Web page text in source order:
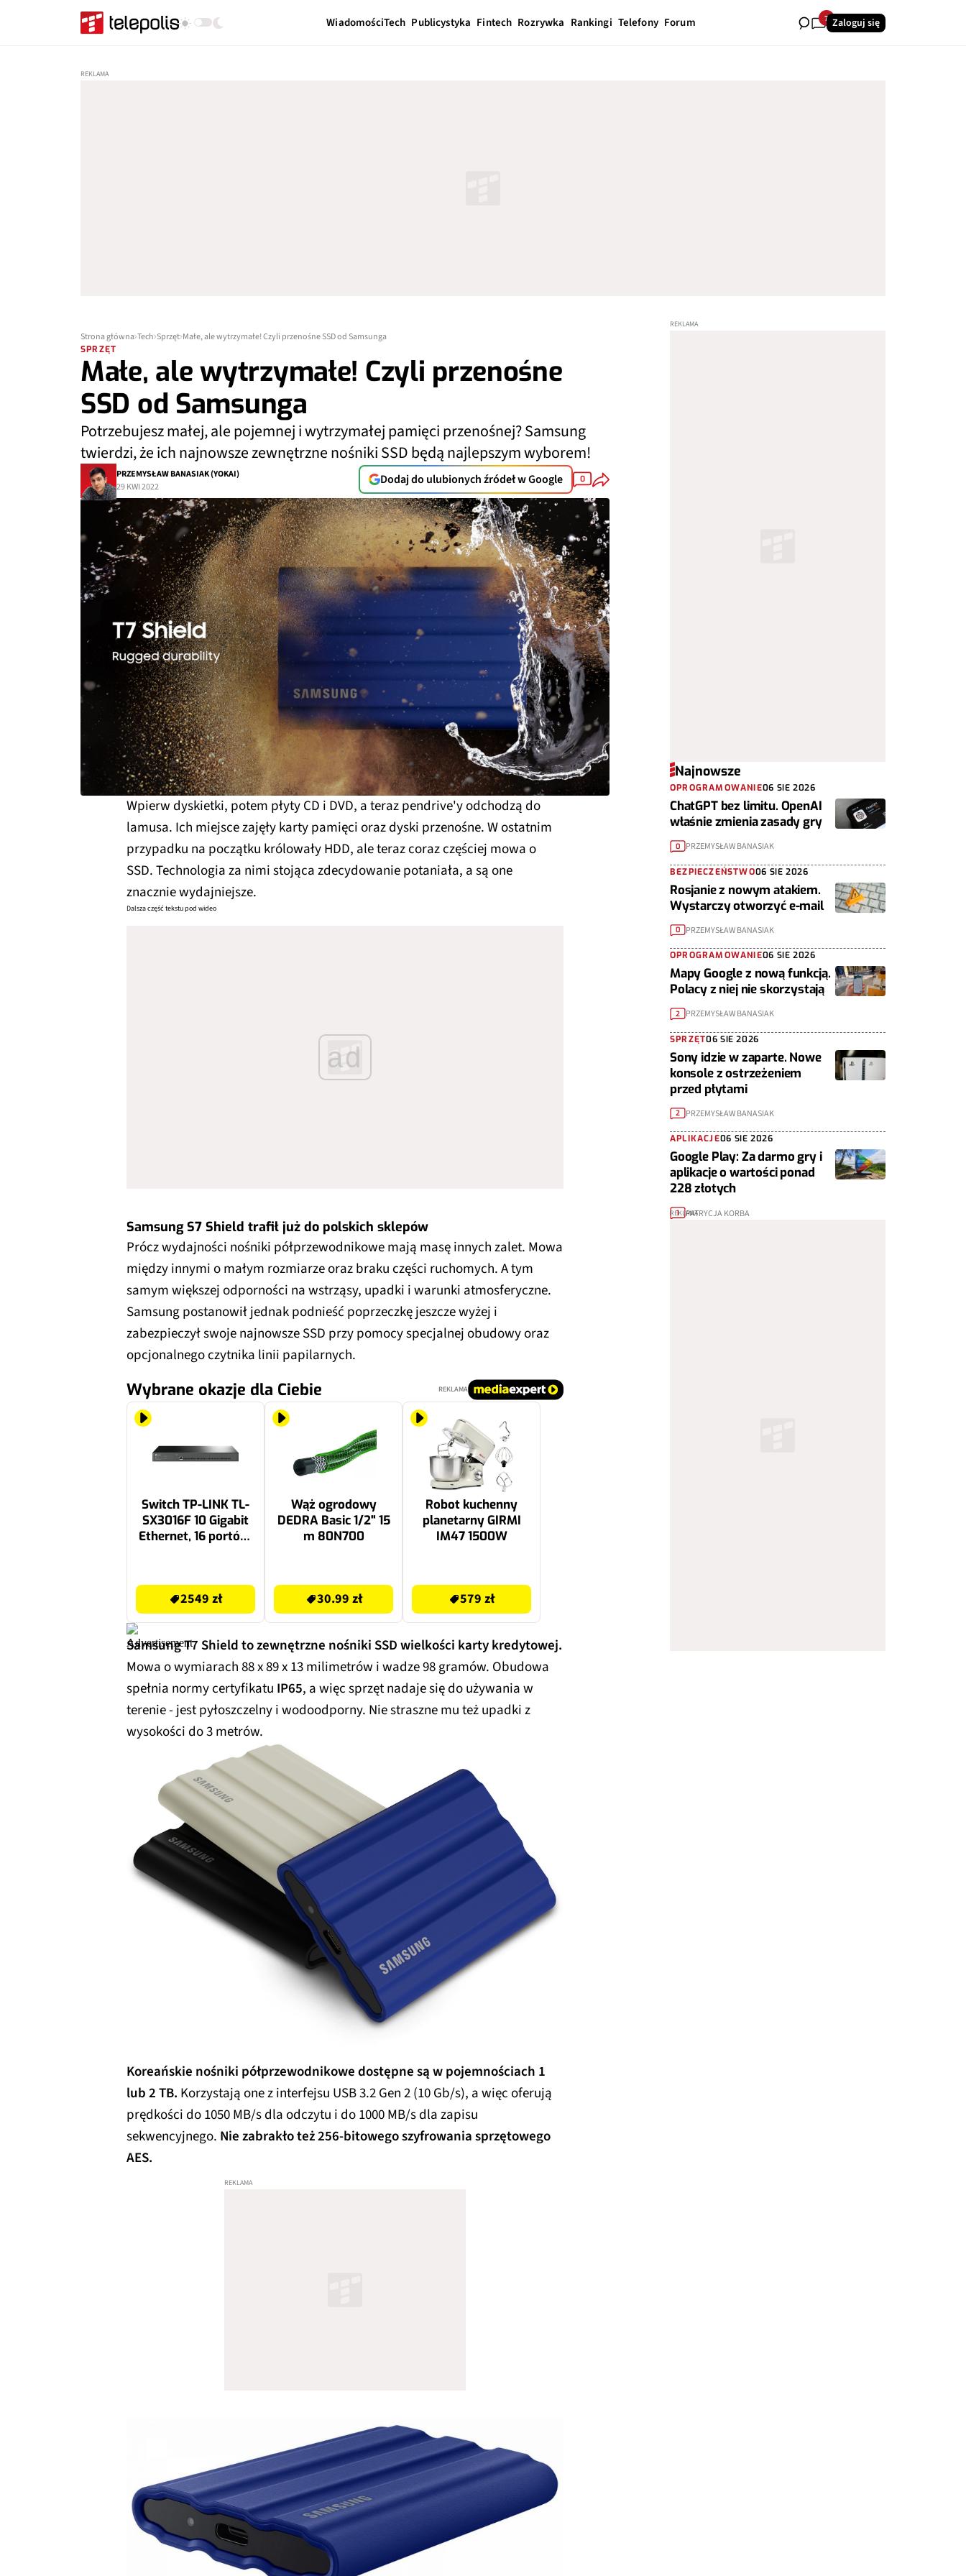
WiadomościTech Publicystyka Fintech Rozrywka Rankingi Telefony Forum 7 Zaloguj się
Strona główna Tech Sprzęt Małe, ale wytrzymałe! Czyli przenośne SSD od Samsunga
SPRZĘT
Małe, ale wytrzymałe! Czyli przenośne
SSD od Samsunga
Potrzebujesz małej, ale pojemnej i wytrzymałej pamięci przenośnej? Samsung
twierdzi, że ich najnowsze zewnętrzne nośniki SSD będą najlepszym wyborem!
PRZEMYSŁAW BANASIAK (YOKAI)
29 KWI 2022
Dodaj do ulubionych źródeł w Google 0
Wpierw dyskietki, potem płyty CD i DVD, a teraz pendrive'y odchodzą do
lamusa. Ich miejsce zajęły karty pamięci oraz dyski przenośne. W ostatnim
przypadku na początku królowały HDD, ale teraz coraz częściej mowa o
SSD. Technologia za nimi stojąca zdecydowanie potaniała, a są one
znacznie wydajniejsze.
Dalsza część tekstu pod wideo
ad
Samsung S7 Shield trafił już do polskich sklepów
Prócz wydajności nośniki półprzewodnikowe mają masę innych zalet. Mowa
między innymi o małym rozmiarze oraz braku części ruchomych. A tym
samym większej odporności na wstrząsy, upadki i warunki atmosferyczne.
Samsung postanowił jednak podnieść poprzeczkę jeszcze wyżej i
zabezpieczył swoje najnowsze SSD przy pomocy specjalnej obudowy oraz
opcjonalnego czytnika linii papilarnych.
Wybrane okazje dla Ciebie REKLAMA
Switch TP-LINK TL-
SX3016F 10 Gigabit
Ethernet, 16 portów,
2549 zł
Wąż ogrodowy
DEDRA Basic 1/2" 15
m 80N700
30.99 zł
Robot kuchenny
planetarny GIRMI
IM47 1500W
579 zł
Samsung T7 Shield to zewnętrzne nośniki SSD wielkości karty kredytowej.
Mowa o wymiarach 88 x 89 x 13 milimetrów i wadze 98 gramów. Obudowa
spełnia normy certyfikatu IP65, a więc sprzęt nadaje się do używania w
terenie - jest pyłoszczelny i wodoodporny. Nie straszne mu też upadki z
wysokości do 3 metrów.
Koreańskie nośniki półprzewodnikowe dostępne są w pojemnościach 1
lub 2 TB. Korzystają one z interfejsu USB 3.2 Gen 2 (10 Gb/s), a więc oferują
prędkości do 1050 MB/s dla odczytu i do 1000 MB/s dla zapisu
sekwencyjnego. Nie zabrakło też 256-bitowego szyfrowania sprzętowego
AES.
Najnowsze
OPROGRAMOWANIE06 SIE 2026
ChatGPT bez limitu. OpenAI
właśnie zmienia zasady gry
0 PRZEMYSŁAW BANASIAK
BEZPIECZEŃSTWO06 SIE 2026
Rosjanie z nowym atakiem.
Wystarczy otworzyć e-mail
0 PRZEMYSŁAW BANASIAK
OPROGRAMOWANIE06 SIE 2026
Mapy Google z nową funkcją.
Polacy z niej nie skorzystają
2 PRZEMYSŁAW BANASIAK
SPRZĘT06 SIE 2026
Sony idzie w zaparte. Nowe
konsole z ostrzeżeniem
przed płytami
2 PRZEMYSŁAW BANASIAK
APLIKACJE06 SIE 2026
Google Play: Za darmo gry i
aplikacje o wartości ponad
228 złotych
1 PATRYCJA KORBA